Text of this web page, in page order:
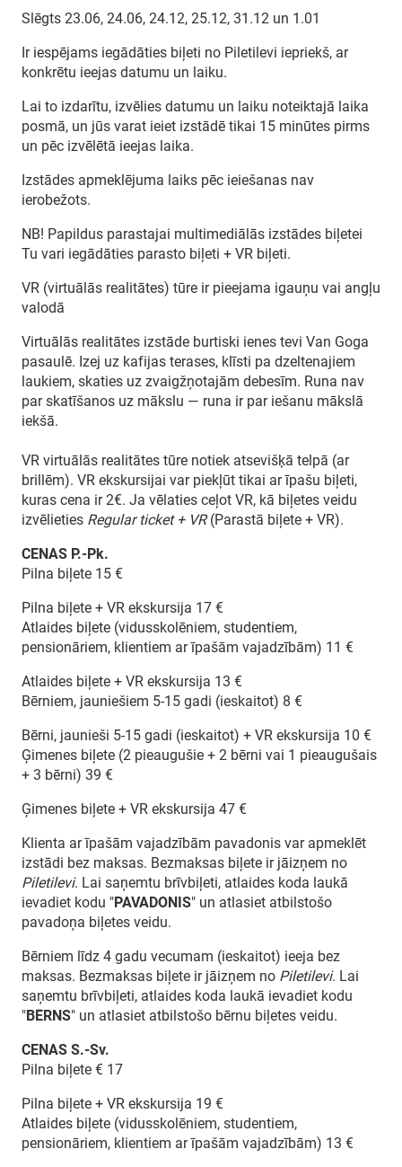
Slēgts 23.06, 24.06, 24.12, 25.12, 31.12 un 1.01
Ir iespējams iegādāties biļeti no Piletilevi iepriekš, ar
konkrētu ieejas datumu un laiku.
Lai to izdarītu, izvēlies datumu un laiku noteiktajā laika
posmā, un jūs varat ieiet izstādē tikai 15 minūtes pirms
un pēc izvēlētā ieejas laika.
Izstādes apmeklējuma laiks pēc ieiešanas nav
ierobežots.
NB! Papildus parastajai multimediālās izstādes biļetei
Tu vari iegādāties parasto biļeti + VR biļeti.
VR (virtuālās realitātes) tūre ir pieejama igauņu vai angļu
valodā
Virtuālās realitātes izstāde burtiski ienes tevi Van Goga
pasaulē. Izej uz kafijas terases, klīsti pa dzeltenajiem
laukiem, skaties uz zvaigžņotajām debesīm. Runa nav
par skatīšanos uz mākslu — runa ir par iešanu mākslā
iekšā.
VR virtuālās realitātes tūre notiek atsevišķā telpā (ar
brillēm). VR ekskursijai var piekļūt tikai ar īpašu biļeti,
kuras cena ir 2€. Ja vēlaties ceļot VR, kā biļetes veidu
izvēlieties Regular ticket + VR(Parastā biļete + VR).
CENAS P.-Pk.
Pilna biļete 15 €
Pilna biļete + VR ekskursija 17 €
Atlaides biļete (vidusskolēniem, studentiem,
pensionāriem, klientiem ar īpašām vajadzībām) 11 €
Atlaides biļete + VR ekskursija 13 €
Bērniem, jauniešiem 5-15 gadi (ieskaitot) 8 €
Bērni, jaunieši 5-15 gadi (ieskaitot) + VR ekskursija 10 €
Ģimenes biļete (2 pieaugušie + 2 bērni vai 1 pieaugušais
+ 3 bērni) 39 €
Ģimenes biļete + VR ekskursija 47 €
Klienta ar īpašām vajadzībām pavadonis var apmeklēt
izstādi bez maksas. Bezmaksas biļete ir jāizņem no
Piletilevi. Lai saņemtu brīvbiļeti, atlaides koda laukā
ievadiet kodu "PAVADONIS" un atlasiet atbilstošo
pavadoņa biļetes veidu.
Bērniem līdz 4 gadu vecumam (ieskaitot) ieeja bez
maksas. Bezmaksas biļete ir jāizņem no Piletilevi. Lai
saņemtu brīvbiļeti, atlaides koda laukā ievadiet kodu
"BĒRNS" un atlasiet atbilstošo bērnu biļetes veidu.
CENAS S.-Sv.
Pilna biļete € 17
Pilna biļete + VR ekskursija 19 €
Atlaides biļete (vidusskolēniem, studentiem,
pensionāriem, klientiem ar īpašām vajadzībām) 13 €